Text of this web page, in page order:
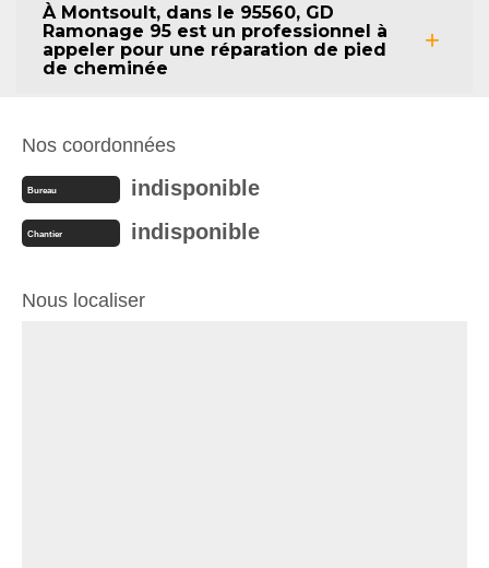
À Montsoult, dans le 95560, GD
Ramonage 95 est un professionnel à
appeler pour une réparation de pied
de cheminée
Nos coordonnées
Bureau indisponible
Chantier indisponible
Nous localiser